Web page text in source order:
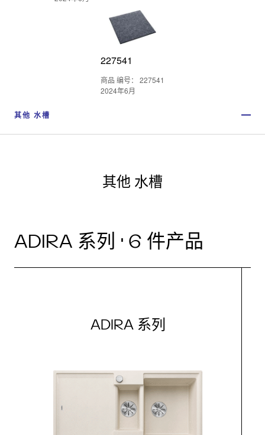
227541
商品 编号： 227541
2024年6月
其他 水槽
其他 水槽
ADIRA 系列 · 6 件产品
ADIRA 系列